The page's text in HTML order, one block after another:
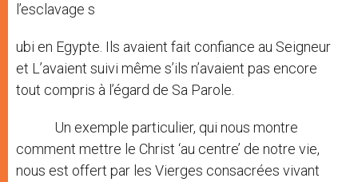
l’esclavage s
ubi en Egypte. Ils avaient fait confiance au Seigneur
et L’avaient suivi même s’ils n’avaient pas encore
tout compris à l’égard de Sa Parole.
Un exemple particulier, qui nous montre
comment mettre le Christ ‘au centre’ de notre vie,
nous est offert par les Vierges consacrées vivant